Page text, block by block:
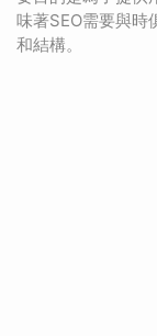
味著SEO需要與時
和結構。